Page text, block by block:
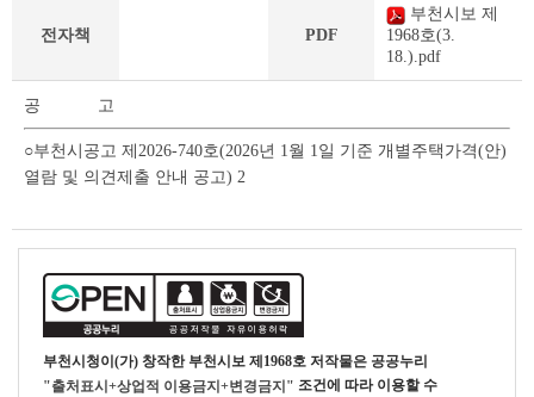
조
테
이
전자책 PDF
부천시보 제
1968호(3.
18.).pdf
공 고
○부천시공고 제2026-740호(2026년 1월 1일 기준 개별주택가격(안)
열람 및 의견제출 안내 공고) 2
부천시청이(가) 창작한 부천시보 제1968호 저작물은 공공누리
"출처표시+상업적 이용금지+변경금지" 조건에 따라 이용할 수